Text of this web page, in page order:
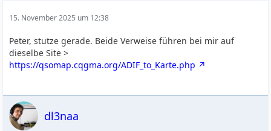
15. November 2025 um 12:38
Peter, stutze gerade. Beide Verweise führen bei mir auf
dieselbe Site >
https://qsomap.cqgma.org/ADIF_to_Karte.php
dl3naa